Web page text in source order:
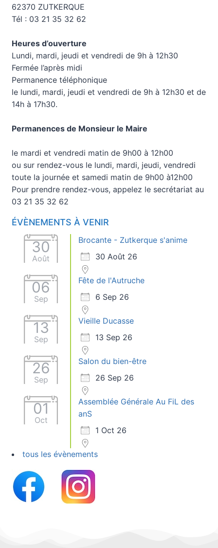
62370 ZUTKERQUE
Tél : 03 21 35 32 62
Heures d’ouverture
Lundi, mardi, jeudi et vendredi de 9h à 12h30
Fermée l’après midi
Permanence téléphonique
le lundi, mardi, jeudi et vendredi de 9h à 12h30 et de
14h à 17h30.
Permanences de Monsieur le Maire
le mardi et vendredi matin de 9h00 à 12h00
ou sur rendez-vous le lundi, mardi, jeudi, vendredi
toute la journée et samedi matin de 9h00 à12h00
Pour prendre rendez-vous, appelez le secrétariat au
03 21 35 32 62
ÉVÈNEMENTS À VENIR
30
Août
Brocante - Zutkerque s'anime
30 Août 26
06
Sep
Fête de l'Autruche
6 Sep 26
13
Sep
Vieille Ducasse
13 Sep 26
26
Sep
Salon du bien-être
26 Sep 26
01
Oct
Assemblée Générale Au FiL des
anS
1 Oct 26
tous les évènements